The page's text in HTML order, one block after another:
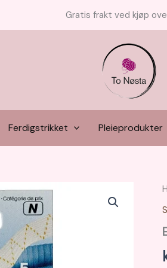
Gratis frakt ved kjøp
Ferdigstrikket Pleieprodukter